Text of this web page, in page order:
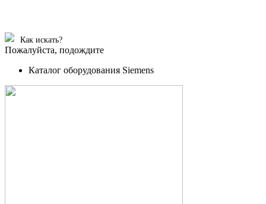
Как искать?
Пожалуйста, подождите
Каталог оборудования Siemens